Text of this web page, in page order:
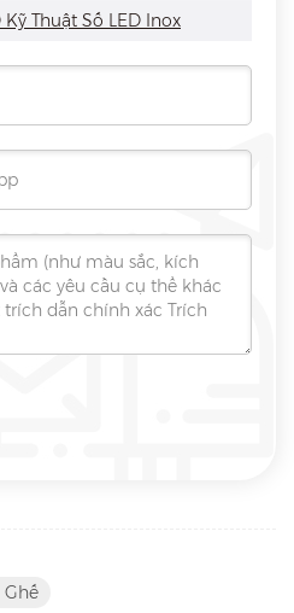
Thuật Số LED Inox
Ghế